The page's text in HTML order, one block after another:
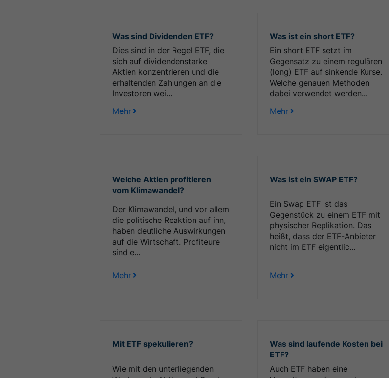
Was sind Dividenden ETF?
Dies sind in der Regel ETF, die
sich auf dividendenstarke
Aktien konzentrieren und die
erhaltenden Zahlungen an die
Investoren wei...
Mehr
Was ist ein short ETF?
Ein short ETF setzt im
Gegensatz zu einem regulären
(long) ETF auf sinkende Kurse.
Welche genauen Methoden
dabei verwendet werden...
Mehr
Welche Aktien profitieren
vom Klimawandel?
Der Klimawandel, und vor allem
die politische Reaktion auf ihn,
haben deutliche Auswirkungen
auf die Wirtschaft. Profiteure
sind e...
Mehr
Was ist ein SWAP ETF?
Ein Swap ETF ist das
Gegenstück zu einem ETF mit
physischer Replikation. Das
heißt, dass der ETF-Anbieter
nicht im ETF eigentlic...
Mehr
Mit ETF spekulieren?
Wie mit den unterliegenden
Was sind laufende Kosten bei
ETF?
Auch ETF haben eine